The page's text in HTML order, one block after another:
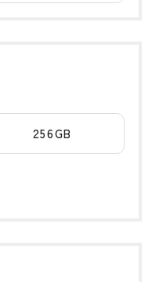
256GB